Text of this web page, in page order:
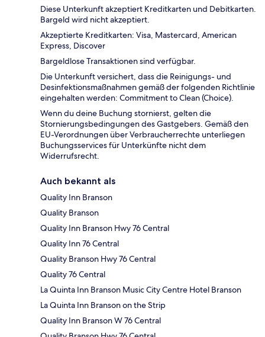
Diese Unterkunft akzeptiert Kreditkarten und Debitkarten.
Bargeld wird nicht akzeptiert.
Akzeptierte Kreditkarten: Visa, Mastercard, American
Express, Discover
Bargeldlose Transaktionen sind verfügbar.
Die Unterkunft versichert, dass die Reinigungs- und
Desinfektionsmaßnahmen gemäß der folgenden Richtlinie
eingehalten werden: Commitment to Clean (Choice).
Wenn du deine Buchung stornierst, gelten die
Stornierungsbedingungen des Gastgebers. Gemäß den
EU-Verordnungen über Verbraucherrechte unterliegen
Buchungsservices für Unterkünfte nicht dem
Widerrufsrecht.
Auch bekannt als
Quality Inn Branson
Quality Branson
Quality Inn Branson Hwy 76 Central
Quality Inn 76 Central
Quality Branson Hwy 76 Central
Quality 76 Central
La Quinta Inn Branson Music City Centre Hotel Branson
La Quinta Inn Branson on the Strip
Quality Inn Branson W 76 Central